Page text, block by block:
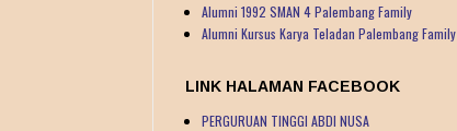
Alumni 1992 SMAN 4 Palembang Family
Alumni Kursus Karya Teladan Palembang Family
LINK HALAMAN FACEBOOK
PERGURUAN TINGGI ABDI NUSA